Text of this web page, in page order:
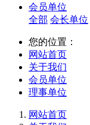
会员单位
全部 会长单位
您的位置：
网站首页
关于我们
会员单位
理事单位
网站首页